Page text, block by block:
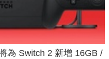
為 Switch 2 新增 16GB /